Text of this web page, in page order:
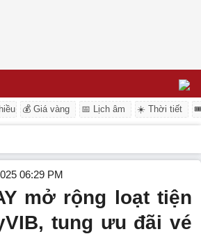
💰 Giá vàng 📅 Lịch âm ☀️ Thời tiết
06:29 PM
mở rộng loạt tiện
tung ưu đãi vé